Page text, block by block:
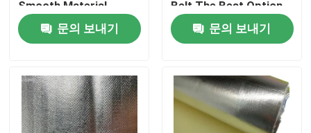
Smooth Material
Transport in Conveyor
Systems문의 보내기
Belt The Best Option
for Flat Belt
문의 보내기